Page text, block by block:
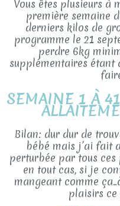
Vous êtes plusieurs à
première semaine
derniers kilos de
programme le 21
perdre 6kg
supplémentaires étant
SEMAINE 1 À
Bilan: dur dur de
bébé mais j’ai fait
perturbée par tous ces
en tout cas, si je
mangeant comme
plaisirs ce